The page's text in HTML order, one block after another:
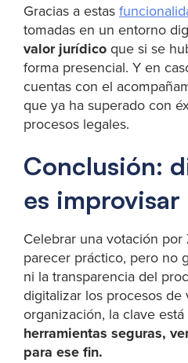
Gracias a estas
tomadas en un entorno
valor jurídico que si se
forma presencial. Y en
cuentas con el
que ya ha superado con
procesos legales.
Conclusión:
es improvisar
Celebrar una votación
parecer práctico, pero no
ni la transparencia del
digitalizar los procesos de
organización, la clave
herramientas seguras,
para ese fin.